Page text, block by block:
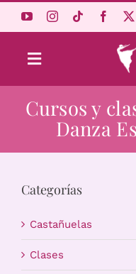
Toggle
Navigation
Cursos y
Danza
Categorías
Castañuelas
Clases